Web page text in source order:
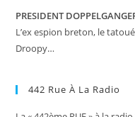
PRESIDENT
L’ex espion breton, le
Droopy…
442 Rue À La Radio